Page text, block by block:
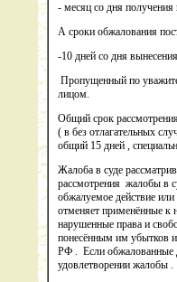
- месяц со дня получения
А сроки обжалования
-10 дней со дня
Пропущенный по
лицом.
Общий срок
( в без отлагательных
общий 15 дней ,
Жалоба в суде
рассмотрения жалобы в
обжалуемое действие
отменяет применённые к
нарушенные права и
понесённым им убытков
РФ . Если обжалованные
удовлетворении жалобы .